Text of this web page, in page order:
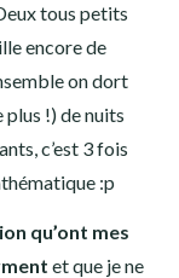
tous petits
encore de
on dort
!) de nuits
c’est 3 fois
:p
qu’ont mes
et que je ne